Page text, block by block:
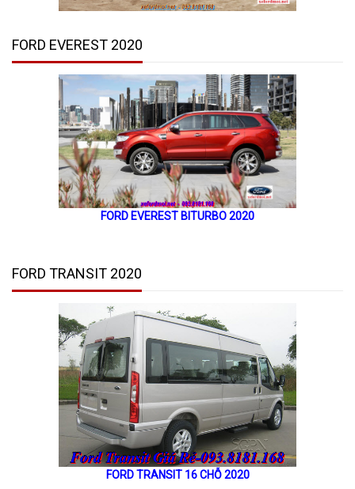
FORD EVEREST 2020
FORD EVEREST BITURBO 2020
FORD TRANSIT 2020
FORD TRANSIT 16 CHỖ 2020